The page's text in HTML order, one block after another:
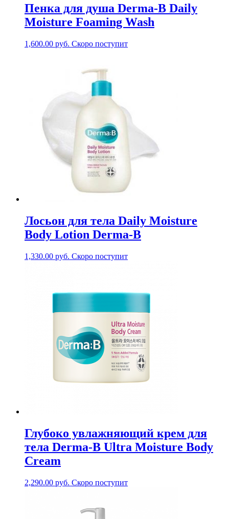
Пенка для душа Derma-B Daily
Moisture Foaming Wash
1,600.00 руб. Скоро поступит
Лосьон для тела Daily Moisture
Body Lotion Derma-B
1,330.00 руб. Скоро поступит
Глубоко увлажняющий крем для
тела Derma-B Ultra Moisture Body
Cream
2,290.00 руб. Скоро поступит